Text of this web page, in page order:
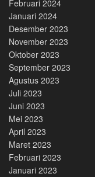
Februari 2024
Januari 2024
Desember 2023
November 2023
Oktober 2023
September 2023
Agustus 2023
Juli 2023
Juni 2023
Mei 2023
April 2023
Maret 2023
Februari 2023
Januari 2023